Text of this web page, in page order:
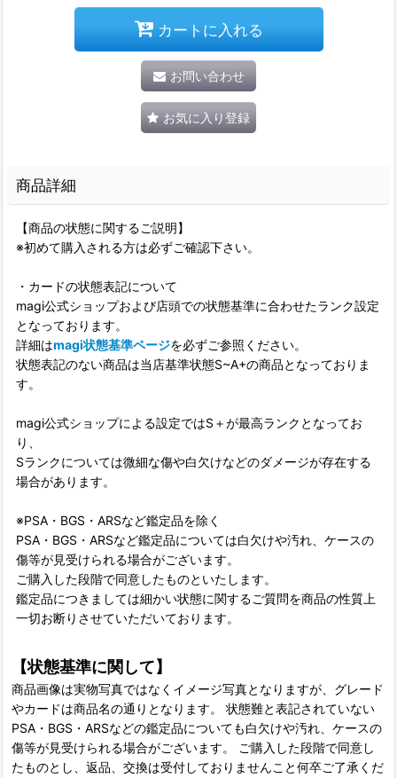
カートに入れる
お問い合わせ
お気に入り登録
商品詳細
【商品の状態に関するご説明】
※初めて購入される方は必ずご確認下さい。
・カードの状態表記について
magi公式ショップおよび店頭での状態基準に合わせたランク設定
となっております。
詳細はmagi状態基準ページを必ずご参照ください。
状態表記のない商品は当店基準状態S~A+の商品となっておりま
す。
magi公式ショップによる設定ではS＋が最高ランクとなってお
り、
Sランクについては微細な傷や白欠けなどのダメージが存在する
場合があります。
※PSA・BGS・ARSなど鑑定品を除く
PSA・BGS・ARSなど鑑定品については白欠けや汚れ、ケースの
傷等が見受けられる場合がございます。
ご購入した段階で同意したものといたします。
鑑定品につきましては細かい状態に関するご質問を商品の性質上
一切お断りさせていただいております。
【状態基準に関して】
商品画像は実物写真ではなくイメージ写真となりますが、グレード
やカードは商品名の通りとなります。 状態難と表記されていない
PSA・BGS・ARSなどの鑑定品についても白欠けや汚れ、ケースの
傷等が見受けられる場合がございます。 ご購入した段階で同意し
たものとし、返品、交換は受付しておりませんこと何卒ご了承くだ